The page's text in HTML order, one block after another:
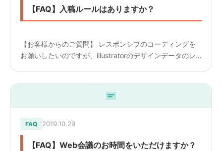
【FAQ】入稿ルールはありますか？
【お客様からのご質問】 レスポンシブのコーディングを
お願いしたいのですが、illustratorのデザインデータのレ
FAQ 2019.10.29
【FAQ】Web会議のお時間をいただけますか？